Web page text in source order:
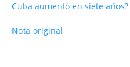
Cuba aumentó en siete años?
Nota original